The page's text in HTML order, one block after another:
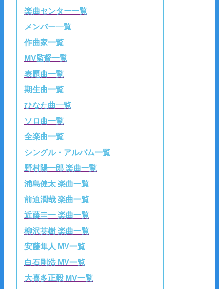
楽曲センター一覧
メンバー一覧
作曲家一覧
MV監督一覧
表題曲一覧
期生曲一覧
ひなた曲一覧
ソロ曲一覧
全楽曲一覧
シングル・アルバム一覧
野村陽一郎 楽曲一覧
浦島健太 楽曲一覧
前迫潤哉 楽曲一覧
近藤圭一 楽曲一覧
柳沢英樹 楽曲一覧
安藤隼人 MV一覧
白石剛浩 MV一覧
大喜多正毅 MV一覧